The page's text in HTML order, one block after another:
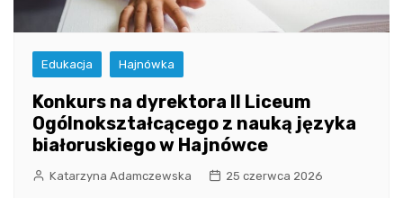
Edukacja Hajnówka
Konkurs na dyrektora II Liceum
Ogólnokształcącego z nauką języka
białoruskiego w Hajnówce
Katarzyna Adamczewska 25 czerwca 2026